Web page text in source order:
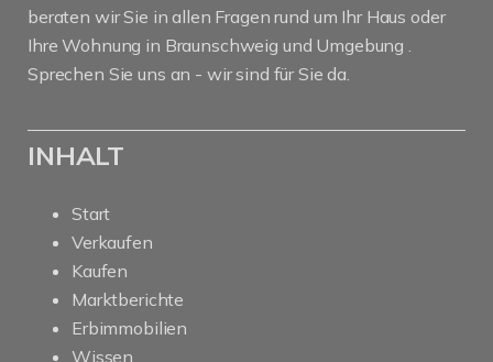
beraten wir Sie in allen Fragen rund um Ihr Haus oder
Ihre Wohnung in Braunschweig und Umgebung .
Sprechen Sie uns an - wir sind für Sie da.
INHALT
Start
Verkaufen
Kaufen
Marktberichte
Erbimmobilien
Wissen